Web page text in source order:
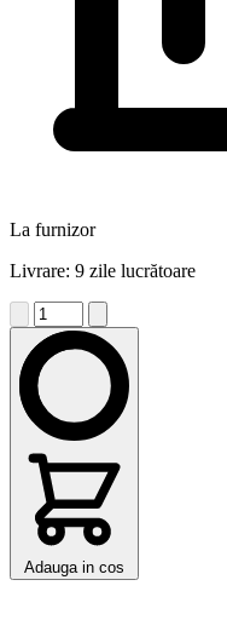
La furnizor
Livrare: 9 zile lucrătoare
Adauga in cos